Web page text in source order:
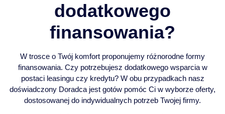
dodatkowego
finansowania?
W trosce o Twój komfort proponujemy różnorodne formy
finansowania. Czy potrzebujesz dodatkowego wsparcia w
postaci leasingu czy kredytu? W obu przypadkach nasz
doświadczony Doradca jest gotów pomóc Ci w wyborze oferty,
dostosowanej do indywidualnych potrzeb Twojej firmy.